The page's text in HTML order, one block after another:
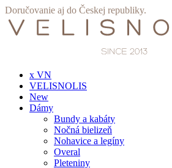
Preskočiť
na
obsah
Doručovanie aj do Českej republiky.
x VN
VELISNOLIS
New
Dámy
Bundy a kabáty
Nočná bielizeň
Nohavice a legíny
Overal
Pleteniny